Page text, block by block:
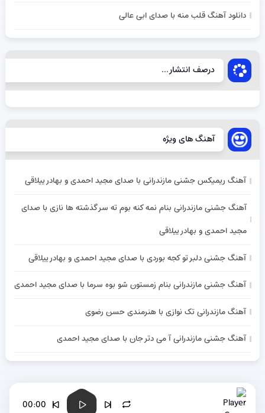
دانلود آهنگ قلب منه با صدای ابی عالی
درصف انتشار...
آهنگ های ویژه
آهنگ ریمیکس جشنی مازندرانی با صدای مجید احمدی و بهادر ییلاقی
آهنگ جشنی مازندرانی بنام نمه کنه بوم ته سر گذشته ها نازی با صدای
مجید احمدی و بهادر ییلاقی
آهنگ جشنی دلبر تو کجه بوردی با صدای مجید احمدی و بهادر ییلاقی
آهنگ جشنی مازندرانی بنام زمستون شو بوه سرما با صدای مجید احمدی
آهنگ مازندرانی تک نوازی با هنرمندی حسن رضوی
آهنگ جشنی مازندرانی آ می دتر جان با صدای مجید احمدی
00:00